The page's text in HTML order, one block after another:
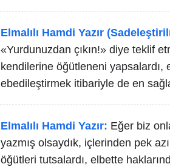
Elmalılı Hamdi Yazır
«Yurdunuzdan çıkın!» diye teklif
kendilerine öğütleneni yapsalardı,
ebedileştirmek itibariyle de en
Elmalılı Hamdi Yazır: Eğer biz
yazmış olsaydık, içlerinden pek
öğütleri tutsalardı, elbette